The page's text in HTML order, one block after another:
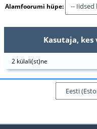
Alamfoorumi hüpe:
Kasutaja,
2 külali(st)ne